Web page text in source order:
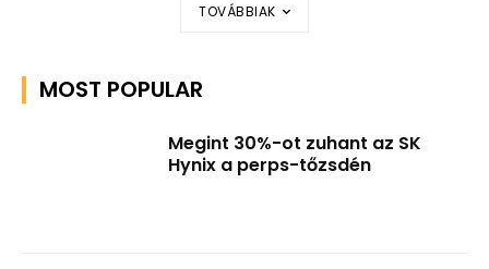
TOVÁBBIAK
MOST POPULAR
Megint 30%-ot zuhant az SK
Hynix a perps-tőzsdén